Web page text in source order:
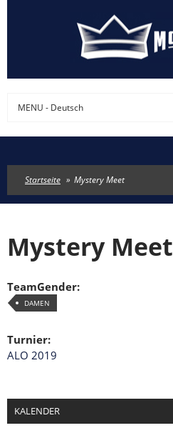
Startseite » Mystery Meet
Mystery Meet
TeamGender:
DAMEN
Turnier:
ALO 2019
KALENDER